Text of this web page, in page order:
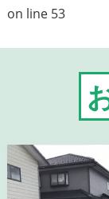
on line 53